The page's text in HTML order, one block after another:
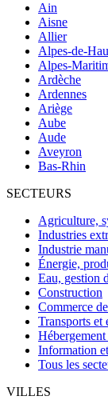
Ain
Aisne
Allier
Alpes-de-
Alpes-
Ardèche
Ardennes
Ariège
Aube
Aude
Aveyron
Bas-Rhin
SECTEURS
Agriculture,
Industries
Industrie
Énergie,
Eau, gestion
Construction
Commerce
Transports et
Information
Tous les
VILLES